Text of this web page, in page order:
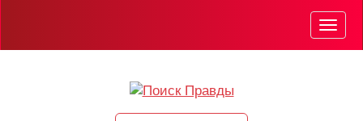
Меню